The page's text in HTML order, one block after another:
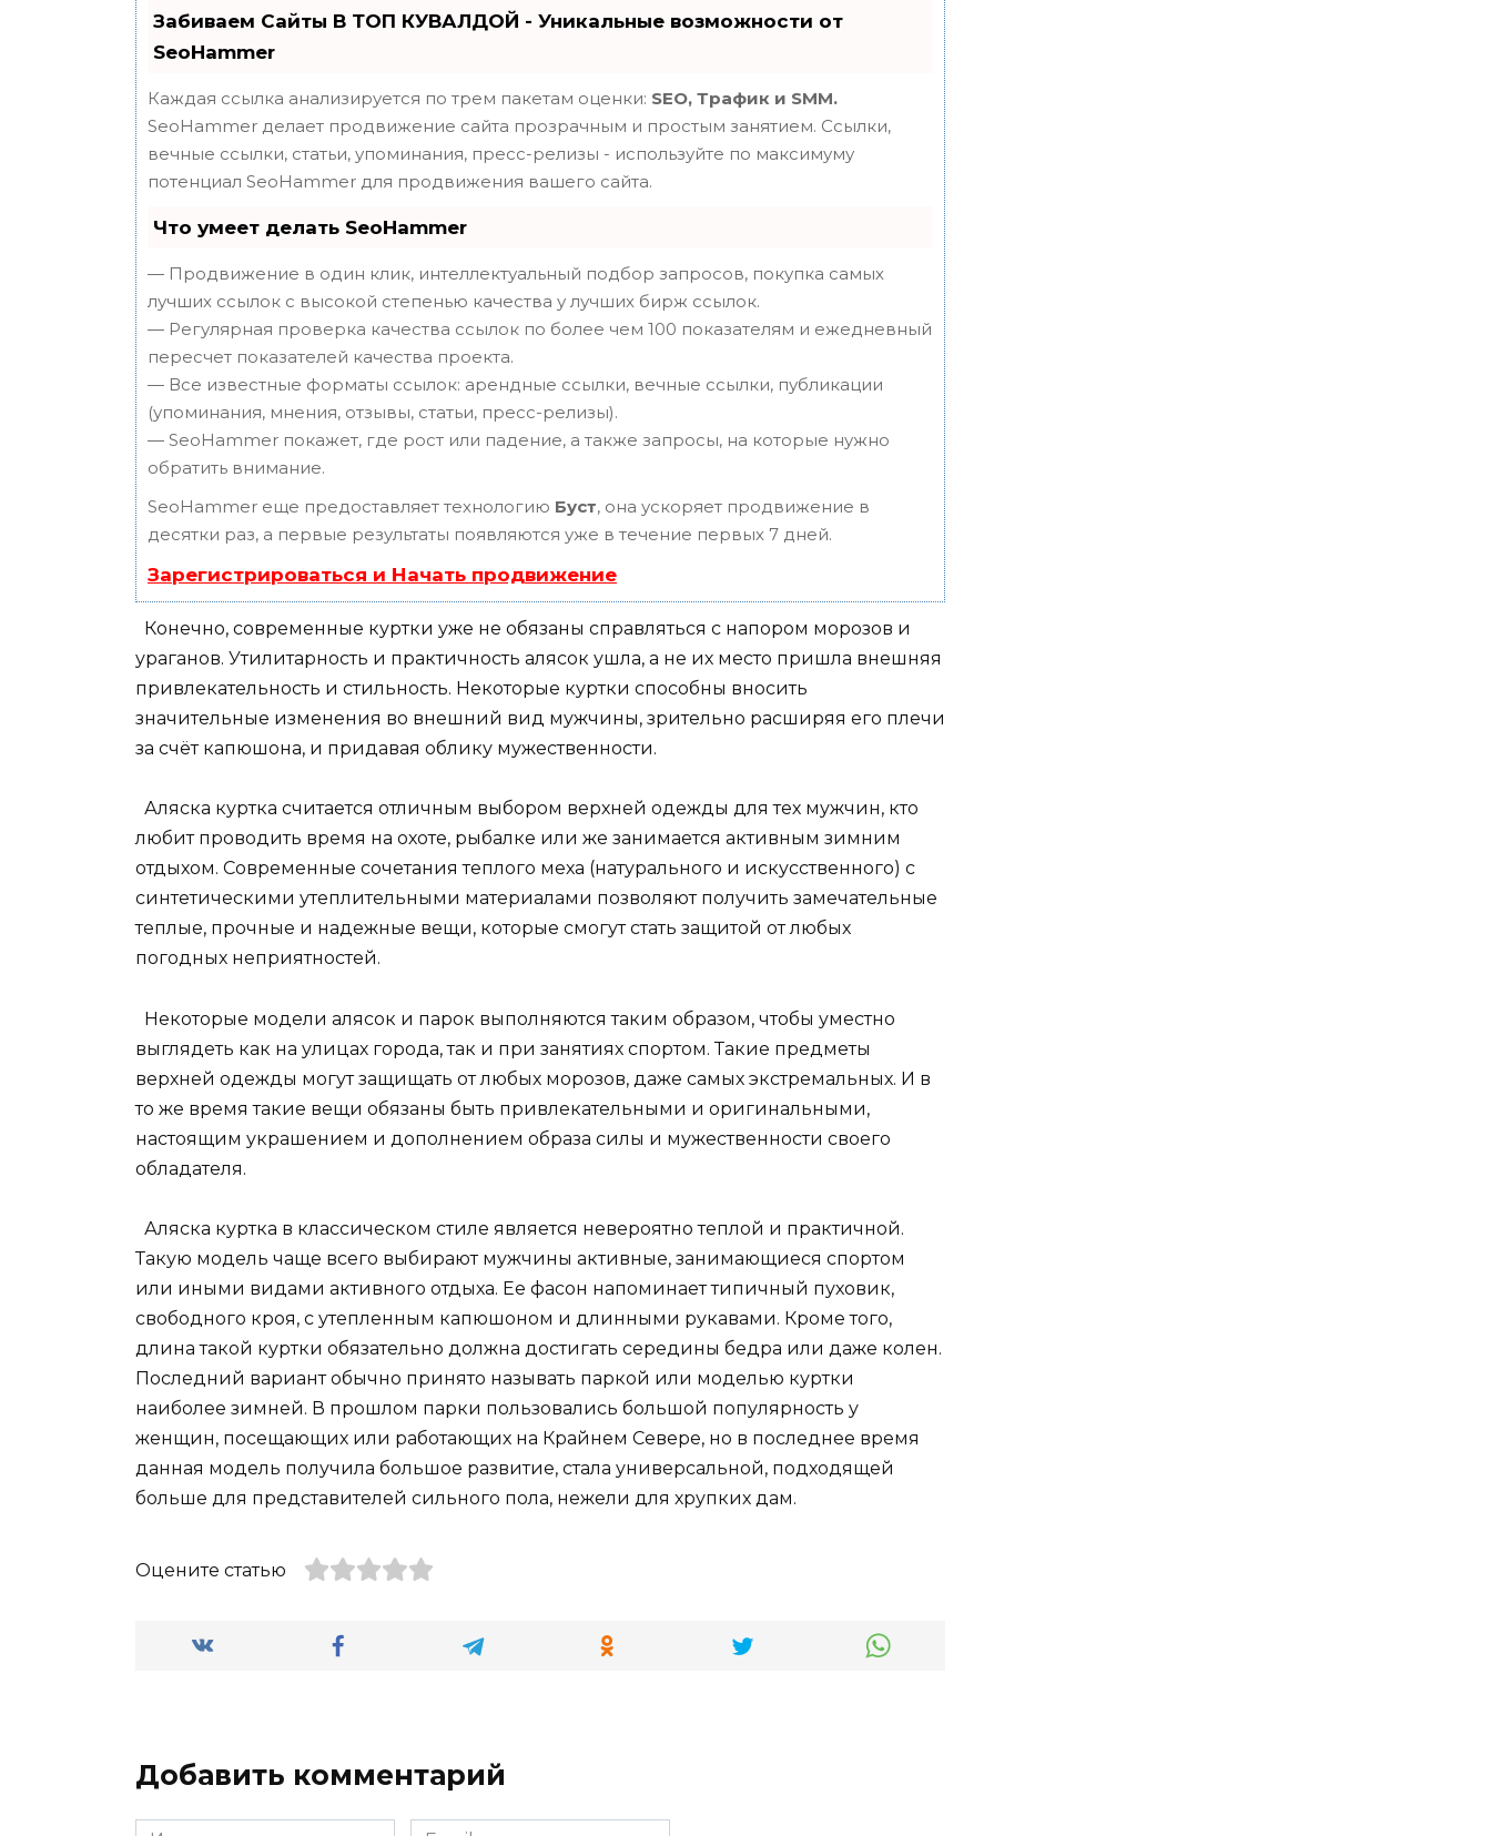
Забиваем Сайты В ТОП КУВАЛДОЙ - Уникальные возможности от
SeoHammer
Каждая ссылка анализируется по трем пакетам оценки: SEO, Трафик и SMM.
SeoHammer делает продвижение сайта прозрачным и простым занятием. Ссылки,
вечные ссылки, статьи, упоминания, пресс-релизы - используйте по максимуму
потенциал SeoHammer для продвижения вашего сайта.
Что умеет делать SeoHammer
— Продвижение в один клик, интеллектуальный подбор запросов, покупка самых
лучших ссылок с высокой степенью качества у лучших бирж ссылок.
— Регулярная проверка качества ссылок по более чем 100 показателям и ежедневный
пересчет показателей качества проекта.
— Все известные форматы ссылок: арендные ссылки, вечные ссылки, публикации
(упоминания, мнения, отзывы, статьи, пресс-релизы).
— SeoHammer покажет, где рост или падение, а также запросы, на которые нужно
обратить внимание.
SeoHammer еще предоставляет технологию Буст, она ускоряет продвижение в
десятки раз, а первые результаты появляются уже в течение первых 7 дней.
Зарегистрироваться и Начать продвижение
Конечно, современные куртки уже не обязаны справляться с напором морозов и
ураганов. Утилитарность и практичность алясок ушла, а не их место пришла внешняя
привлекательность и стильность. Некоторые куртки способны вносить
значительные изменения во внешний вид мужчины, зрительно расширяя его плечи
за счёт капюшона, и придавая облику мужественности.
Аляска куртка считается отличным выбором верхней одежды для тех мужчин, кто
любит проводить время на охоте, рыбалке или же занимается активным зимним
отдыхом. Современные сочетания теплого меха (натурального и искусственного) с
синтетическими утеплительными материалами позволяют получить замечательные
теплые, прочные и надежные вещи, которые смогут стать защитой от любых
погодных неприятностей.
Некоторые модели алясок и парок выполняются таким образом, чтобы уместно
выглядеть как на улицах города, так и при занятиях спортом. Такие предметы
верхней одежды могут защищать от любых морозов, даже самых экстремальных. И в
то же время такие вещи обязаны быть привлекательными и оригинальными,
настоящим украшением и дополнением образа силы и мужественности своего
обладателя.
Аляска куртка в классическом стиле является невероятно теплой и практичной.
Такую модель чаще всего выбирают мужчины активные, занимающиеся спортом
или иными видами активного отдыха. Ее фасон напоминает типичный пуховик,
свободного кроя, с утепленным капюшоном и длинными рукавами. Кроме того,
длина такой куртки обязательно должна достигать середины бедра или даже колен.
Последний вариант обычно принято называть паркой или моделью куртки
наиболее зимней. В прошлом парки пользовались большой популярность у
женщин, посещающих или работающих на Крайнем Севере, но в последнее время
данная модель получила большое развитие, стала универсальной, подходящей
больше для представителей сильного пола, нежели для хрупких дам.
Оцените статью
Добавить комментарий
Имя Email